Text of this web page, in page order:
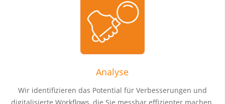
Analyse
Wir identifizieren das Potential für Verbesserungen und